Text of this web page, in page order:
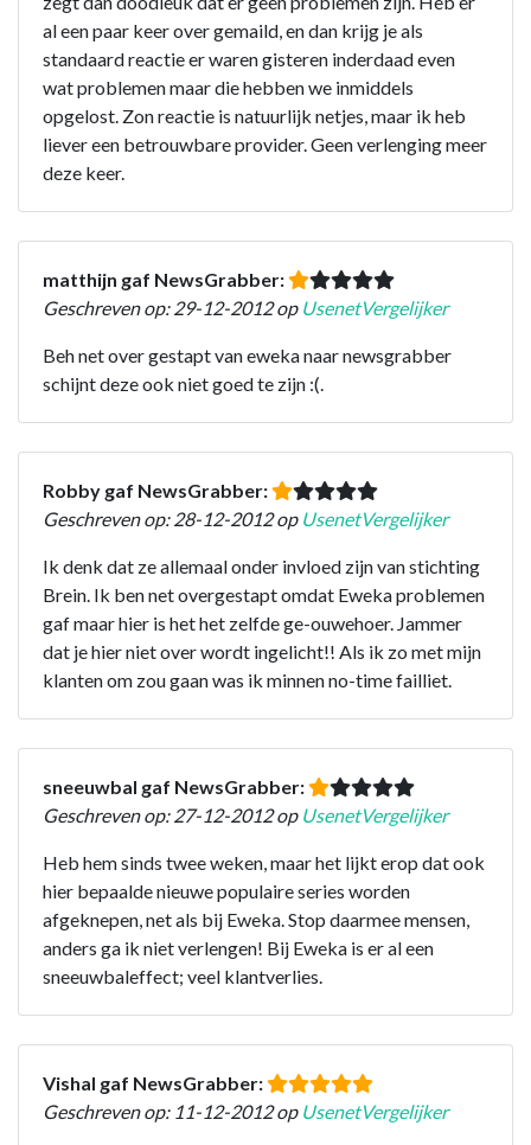
al een paar keer over gemaild, en dan krijg je als
standaard reactie er waren gisteren inderdaad even
wat problemen maar die hebben we inmiddels
opgelost. Zon reactie is natuurlijk netjes, maar ik heb
liever een betrouwbare provider. Geen verlenging meer
deze keer.
matthijn gaf NewsGrabber:
Geschreven op: 29-12-2012 op UsenetVergelijker
Beh net over gestapt van eweka naar newsgrabber
schijnt deze ook niet goed te zijn :(.
Robby gaf NewsGrabber:
Geschreven op: 28-12-2012 op UsenetVergelijker
Ik denk dat ze allemaal onder invloed zijn van stichting
Brein. Ik ben net overgestapt omdat Eweka problemen
gaf maar hier is het het zelfde ge-ouwehoer. Jammer
dat je hier niet over wordt ingelicht!! Als ik zo met mijn
klanten om zou gaan was ik minnen no-time failliet.
sneeuwbal gaf NewsGrabber:
Geschreven op: 27-12-2012 op UsenetVergelijker
Heb hem sinds twee weken, maar het lijkt erop dat ook
hier bepaalde nieuwe populaire series worden
afgeknepen, net als bij Eweka. Stop daarmee mensen,
anders ga ik niet verlengen! Bij Eweka is er al een
sneeuwbaleffect; veel klantverlies.
Vishal gaf NewsGrabber:
Geschreven op: 11-12-2012 op UsenetVergelijker